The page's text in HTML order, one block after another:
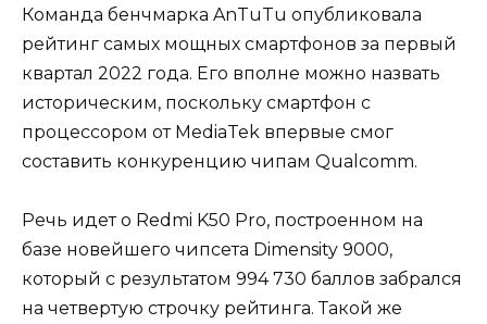
Команда бенчмарка AnTuTu опубликовала
рейтинг самых мощных смартфонов за первый
квартал 2022 года. Его вполне можно назвать
историческим, поскольку смартфон с
процессором от MediaTek впервые смог
составить конкуренцию чипам Qualcomm.
Речь идет о Redmi K50 Pro, построенном на
базе новейшего чипсета Dimensity 9000,
который с результатом 994 730 баллов забрался
на четвертую строчку рейтинга. Такой же